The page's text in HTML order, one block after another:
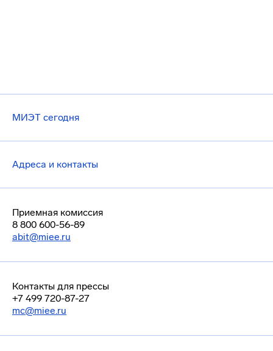
МИЭТ сегодня
Адреса и контакты
Приемная комиссия
8 800 600-56-89
abit@miee.ru
Контакты для прессы
+7 499 720-87-27
mc@miee.ru